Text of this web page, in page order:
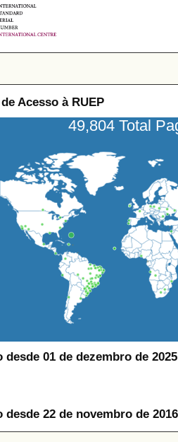
Acesso à RUEP
49,804 Total
desde 01 de dezembro de
desde 22 de novembro de